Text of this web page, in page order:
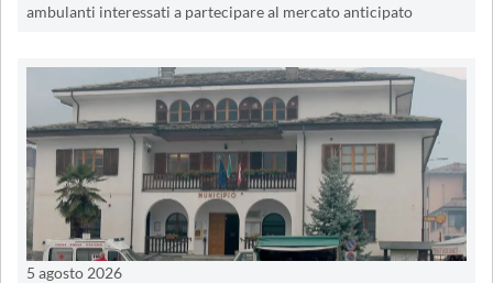
ambulanti interessati a partecipare al mercato anticipato
5 agosto 2026